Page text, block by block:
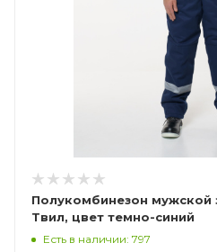
Полукомбинезон мужской
Твил, цвет темно-синий
Есть в наличии: 797